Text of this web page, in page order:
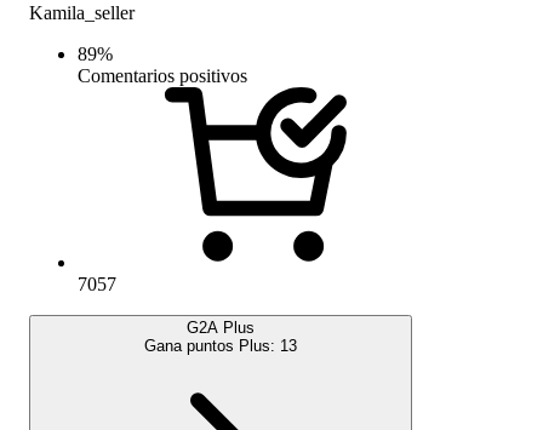
Kamila_seller
89%
Comentarios positivos
7057
G2A Plus
Gana puntos Plus: 13